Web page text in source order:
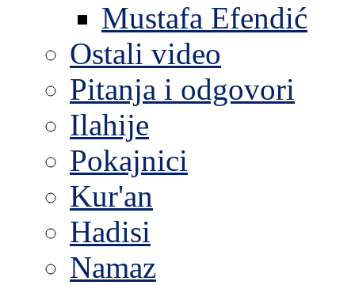
Mustafa Efendić
Ostali video
Pitanja i odgovori
Ilahije
Pokajnici
Kur'an
Hadisi
Namaz